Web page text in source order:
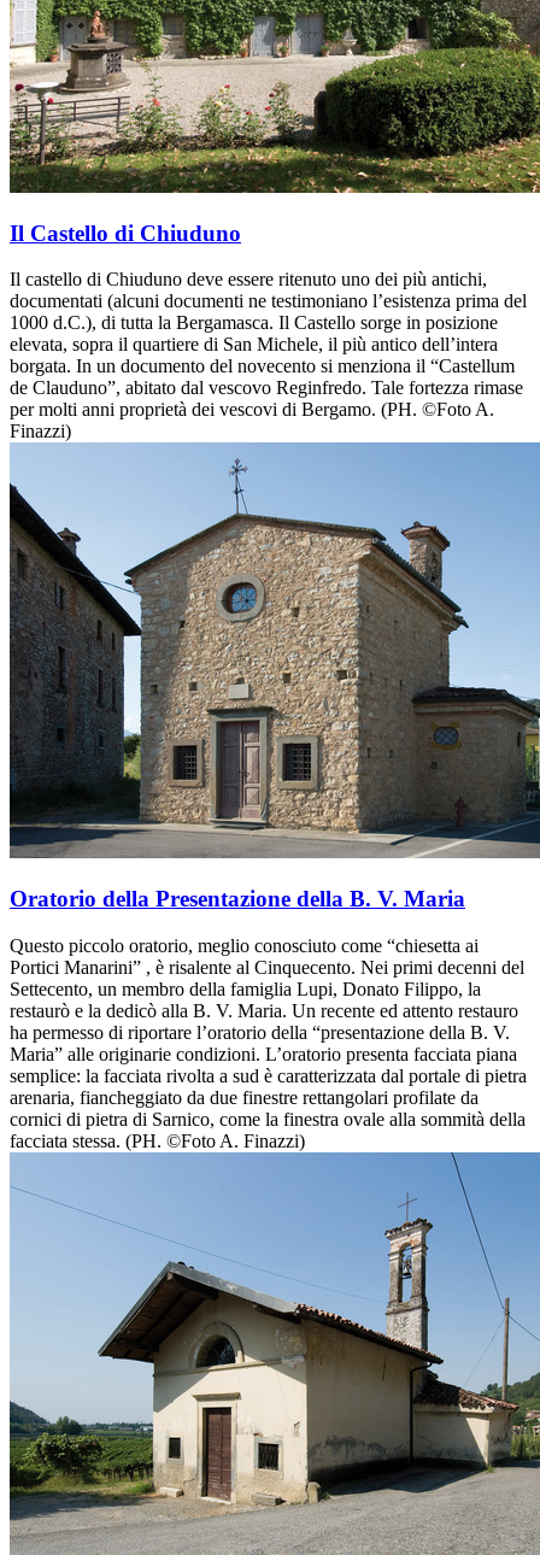
Il Castello di Chiuduno
Il castello di Chiuduno deve essere ritenuto uno dei più antichi,
documentati (alcuni documenti ne testimoniano l’esistenza prima del
1000 d.C.), di tutta la Bergamasca. Il Castello sorge in posizione
elevata, sopra il quartiere di San Michele, il più antico dell’intera
borgata. In un documento del novecento si menziona il “Castellum
de Clauduno”, abitato dal vescovo Reginfredo. Tale fortezza rimase
per molti anni proprietà dei vescovi di Bergamo. (PH. ©Foto A.
Finazzi)
Oratorio della Presentazione della B. V. Maria
Questo piccolo oratorio, meglio conosciuto come “chiesetta ai
Portici Manarini” , è risalente al Cinquecento. Nei primi decenni del
Settecento, un membro della famiglia Lupi, Donato Filippo, la
restaurò e la dedicò alla B. V. Maria. Un recente ed attento restauro
ha permesso di riportare l’oratorio della “presentazione della B. V.
Maria” alle originarie condizioni. L’oratorio presenta facciata piana
semplice: la facciata rivolta a sud è caratterizzata dal portale di pietra
arenaria, fiancheggiato da due finestre rettangolari profilate da
cornici di pietra di Sarnico, come la finestra ovale alla sommità della
facciata stessa. (PH. ©Foto A. Finazzi)